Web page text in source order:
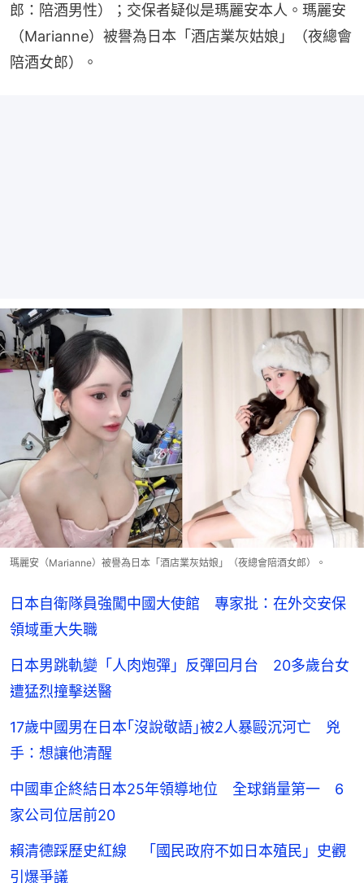
郎：陪酒男性）；交保者疑似是瑪麗安本人。瑪麗安
（Marianne）被譽為日本「酒店業灰姑娘」（夜總會
陪酒女郎）。
瑪麗安（Marianne）被譽為日本「酒店業灰姑娘」（夜總會陪酒女郎）。
日本自衛隊員強闖中國大使館 專家批：在外交安保
領域重大失職
日本男跳軌變「人肉炮彈」反彈回月台 20多歲台女
遭猛烈撞擊送醫
17歲中國男在日本｢沒說敬語｣被2人暴毆沉河亡 兇
手：想讓他清醒
中國車企終結日本25年領導地位 全球銷量第一 6
家公司位居前20
賴清德踩歷史紅線 「國民政府不如日本殖民」史觀
引爆爭議